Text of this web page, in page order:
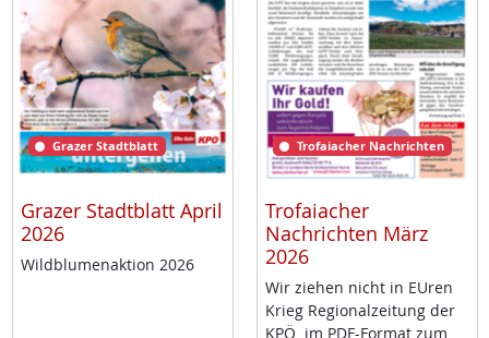
Grazer Stadtblatt
Grazer Stadtblatt April
2026
Wild­blu­men­ak­ti­on 2026
Trofaiacher Nachrichten
Trofaiacher
Nachrichten März
2026
Wir zie­hen nicht in EU­ren
Krieg Re­gio­nal­zei­tung der
KPÖ im PDF-For­mat zum